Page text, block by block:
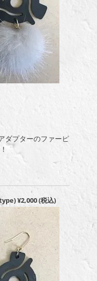
ダプターのファーピ
¥2,000(税込)